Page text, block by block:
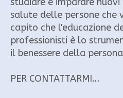
salute delle persone che
capito che l'educazione
professionisti è lo
il benessere della
PER CONTATTARMI…